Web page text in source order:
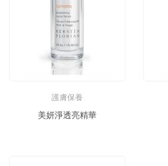
護膚保養
美妍淨透亮精華